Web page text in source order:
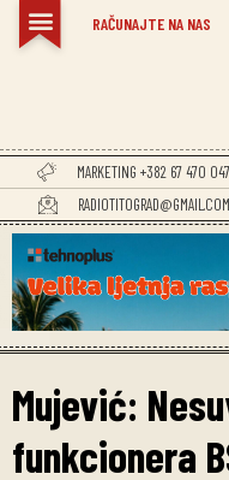
RAČUNAJTE NA NAS
MARKETING +382 67 470 047
RADIOTITOGRAD@GMAIL.COM
Mujević:
funkcionera